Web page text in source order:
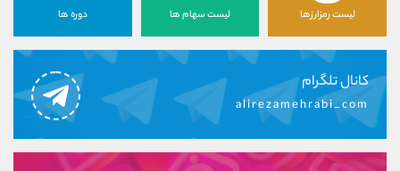
لیست رمزارزها لیست سهام ها دوره ها
کانال تلگرام
alirezamehrabi_com